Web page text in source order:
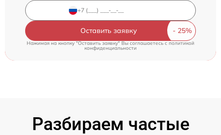
Оставить заявку
Нажимая на кнопку "Оставить заявку" Вы соглашаетесь cполитикой
конфиденциальности
Разбираем частые